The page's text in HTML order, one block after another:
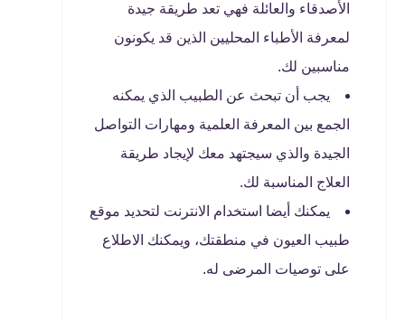
الأصدقاء والعائلة فهي تعد طريقة جيدة
لمعرفة الأطباء المحليين الذين قد يكونون
مناسبين لك.
يجب أن تبحث عن الطبيب الذي يمكنه
الجمع بين المعرفة العلمية ومهارات التواصل
الجيدة والذي سيجتهد معك لإيجاد طريقة
العلاج المناسبة لك.
يمكنك أيضا استخدام الانترنت لتحديد موقع
طبيب العيون في منطقتك، ويمكنك الاطلاع
على توصيات المرضى له.